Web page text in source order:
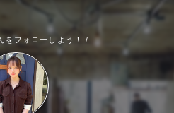
をフォローしよう！ /